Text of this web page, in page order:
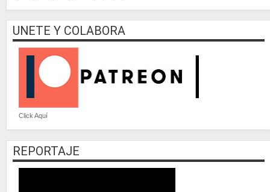
UNETE Y COLABORA
Click Aquí
REPORTAJE